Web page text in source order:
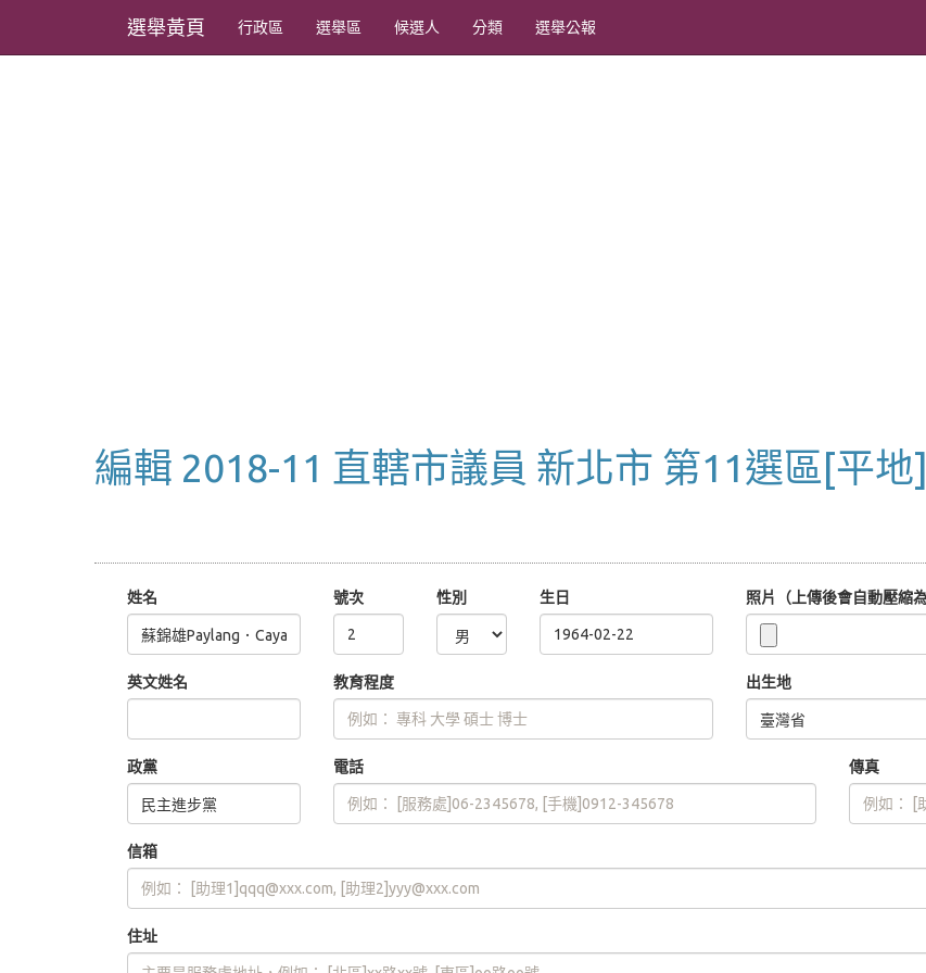
選舉黃頁 行政區 選舉區 候選人 分類 選舉公報
編輯 2018-11 直轄市議員 新北市 第11選區[平地
姓名 號次 性別 生日 照片（上傳後會自動壓縮
英文姓名 教育程度 出生地
政黨 電話 傳真
信箱
住址